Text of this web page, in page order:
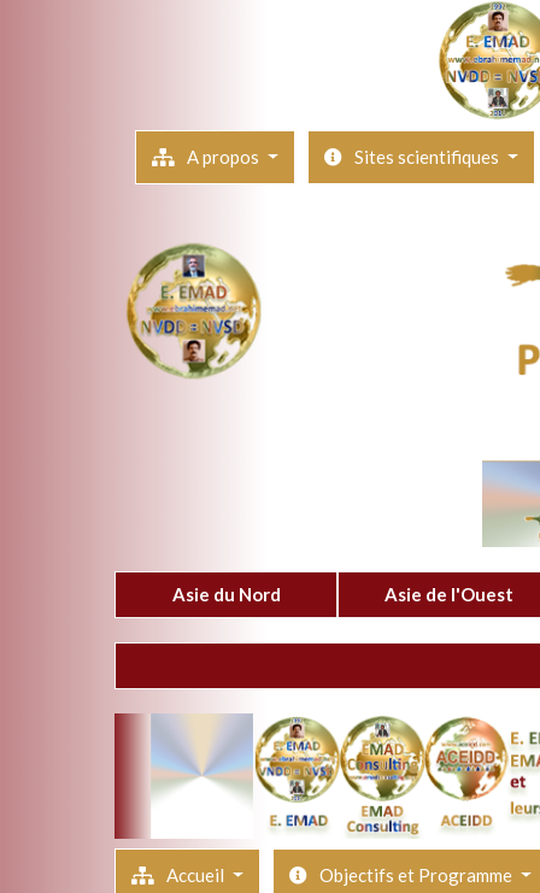
A propos Sites scientifiques
Asie du Nord Asie de l'Ouest
Accueil Objectifs et Programme